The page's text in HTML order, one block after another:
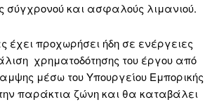
σύγχρονού και ασφαλούς λιμανιού.
προχωρήσει ήδη σε ενέργειες
χρηματοδότησης του έργου από
μέσω του Υπουργείου Εμπορικής
παράκτια ζώνη και θα καταβάλει